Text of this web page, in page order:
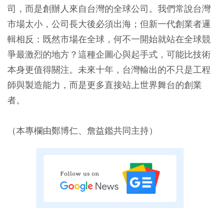
司，而是創辦人來自台灣的全球公司。我們常說台灣
市場太小，公司長大後必須出海；但新一代創業者邏
輯相反：既然市場在全球，何不一開始就站在全球競
爭最激烈的地方？這種企圖心與起手式，可能比技術
本身更值得關注。未來十年，台灣輸出的不只是工程
師與製造能力，而是更多直接站上世界舞台的創業
者。
（本專欄由鄭博仁、詹益鑑共同主持）